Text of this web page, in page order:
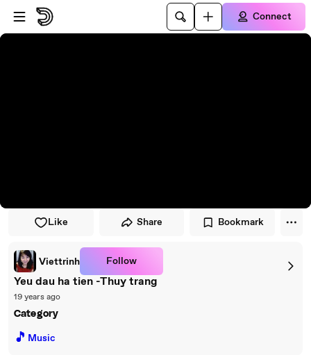
Skip to player
Skip to main content
Connect
Like Share Bookmark
Viettrinh Follow
Yeu dau ha tien -Thuy trang
19 years ago
Category
🎵 Music